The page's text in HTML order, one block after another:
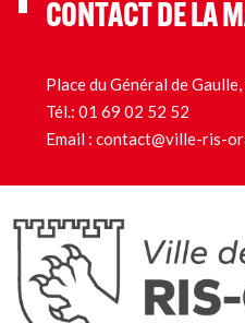
CONTACT DE LA
Place du Général de
Tél.: 01 69 02 52 52
Email : contact@ville-ris-